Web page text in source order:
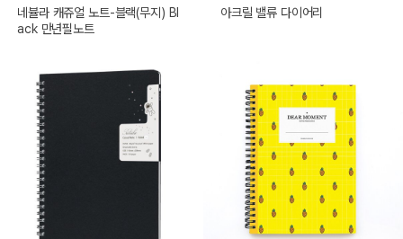
네뷸라 캐쥬얼 노트-블랙(무지) Bl
ack 만년필노트
아크릴 밸류 다이어리